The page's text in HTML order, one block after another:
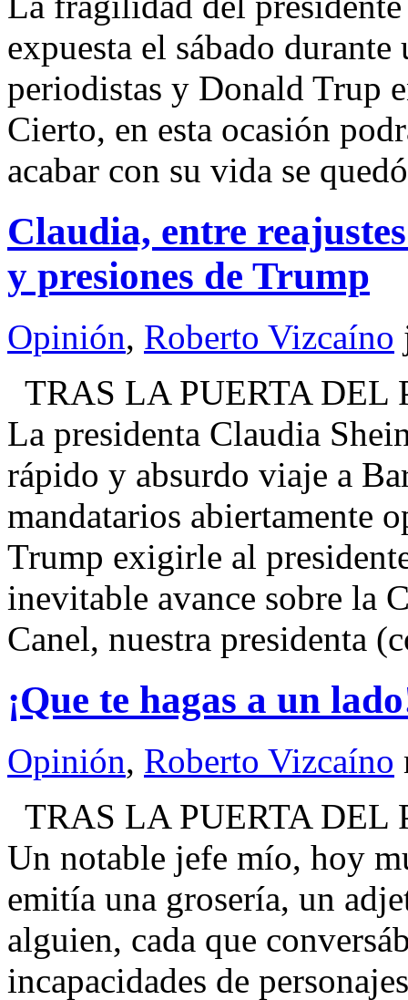
expuesta el sábado
periodistas y Donald Trup
Cierto, en esta ocasión
acabar con su vida se
Claudia, entre
y presiones de Trump
Opinión, Roberto Vizcaíno
TRAS LA PUERTA
La presidenta Claudia
rápido y absurdo viaje a
mandatarios abiertamente
Trump exigirle al
inevitable avance sobre la
Canel, nuestra presidenta
¡Que te hagas a un
Opinión, Roberto Vizcaíno
TRAS LA PUERTA
Un notable jefe mío, hoy
emitía una grosería, un
alguien, cada que
incapacidades de